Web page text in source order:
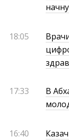
18:05
17:33
В
16:40